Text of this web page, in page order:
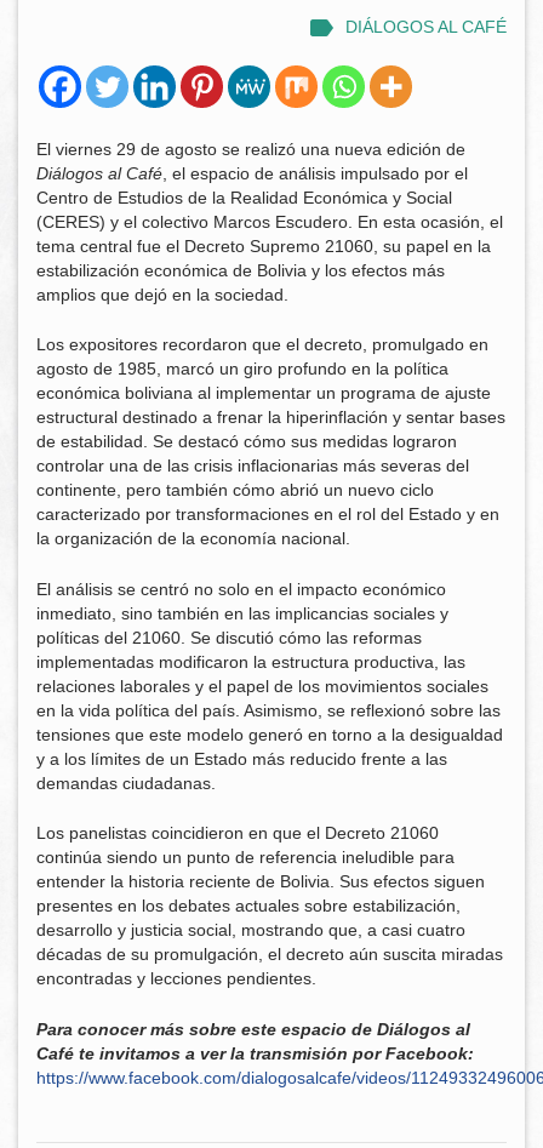
DIÁLOGOS AL CAFÉ
El viernes 29 de agosto se realizó una nueva edición de
Diálogos al Café , el espacio de análisis impulsado por el
Centro de Estudios de la Realidad Económica y Social
(CERES) y el colectivo Marcos Escudero. En esta ocasión, el
tema central fue el Decreto Supremo 21060, su papel en la
estabilización económica de Bolivia y los efectos más
amplios que dejó en la sociedad.
Los expositores recordaron que el decreto, promulgado en
agosto de 1985, marcó un giro profundo en la política
económica boliviana al implementar un programa de ajuste
estructural destinado a frenar la hiperinflación y sentar bases
de estabilidad. Se destacó cómo sus medidas lograron
controlar una de las crisis inflacionarias más severas del
continente, pero también cómo abrió un nuevo ciclo
caracterizado por transformaciones en el rol del Estado y en
la organización de la economía nacional.
El análisis se centró no solo en el impacto económico
inmediato, sino también en las implicancias sociales y
políticas del 21060. Se discutió cómo las reformas
implementadas modificaron la estructura productiva, las
relaciones laborales y el papel de los movimientos sociales
en la vida política del país. Asimismo, se reflexionó sobre las
tensiones que este modelo generó en torno a la desigualdad
y a los límites de un Estado más reducido frente a las
demandas ciudadanas.
Los panelistas coincidieron en que el Decreto 21060
continúa siendo un punto de referencia ineludible para
entender la historia reciente de Bolivia. Sus efectos siguen
presentes en los debates actuales sobre estabilización,
desarrollo y justicia social, mostrando que, a casi cuatro
décadas de su promulgación, el decreto aún suscita miradas
encontradas y lecciones pendientes.
Para conocer más sobre este espacio de Diálogos al
Café te invitamos a ver la transmisión por Facebook:
https://www.facebook.com/dialogosalcafe/videos/